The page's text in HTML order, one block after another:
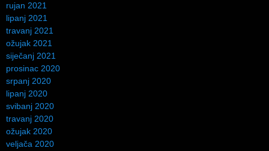
rujan 2021
lipanj 2021
travanj 2021
ožujak 2021
siječanj 2021
prosinac 2020
srpanj 2020
lipanj 2020
svibanj 2020
travanj 2020
ožujak 2020
veljača 2020